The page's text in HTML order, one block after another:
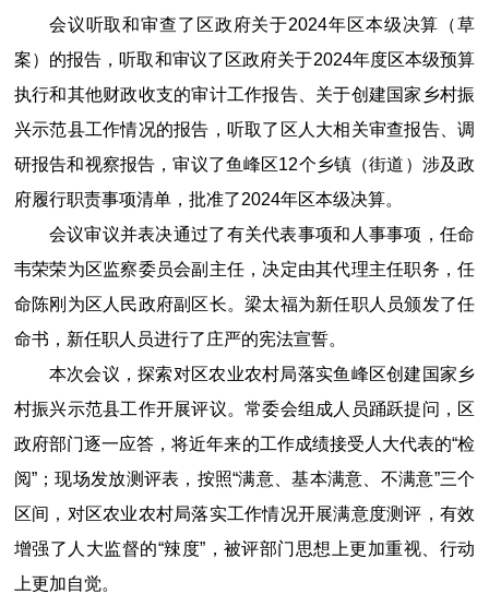
会议听取和审查了区政府关于2024年区本级决算（草
案）的报告，听取和审议了区政府关于2024年度区本级预算
执行和其他财政收支的审计工作报告、关于创建国家乡村振
兴示范县工作情况的报告，听取了区人大相关审查报告、调
研报告和视察报告，审议了鱼峰区12个乡镇（街道）涉及政
府履行职责事项清单，批准了2024年区本级决算。
会议审议并表决通过了有关代表事项和人事事项，任命
韦荣荣为区监察委员会副主任，决定由其代理主任职务，任
命陈刚为区人民政府副区长。梁太福为新任职人员颁发了任
命书，新任职人员进行了庄严的宪法宣誓。
本次会议，探索对区农业农村局落实鱼峰区创建国家乡
村振兴示范县工作开展评议。常委会组成人员踊跃提问，区
政府部门逐一应答，将近年来的工作成绩接受人大代表的“检
阅”；现场发放测评表，按照“满意、基本满意、不满意”三个
区间，对区农业农村局落实工作情况开展满意度测评，有效
增强了人大监督的“辣度”，被评部门思想上更加重视、行动
上更加自觉。